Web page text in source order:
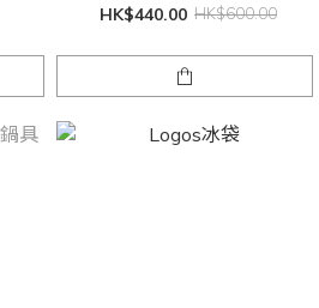
HK$440.00 HK$600.00